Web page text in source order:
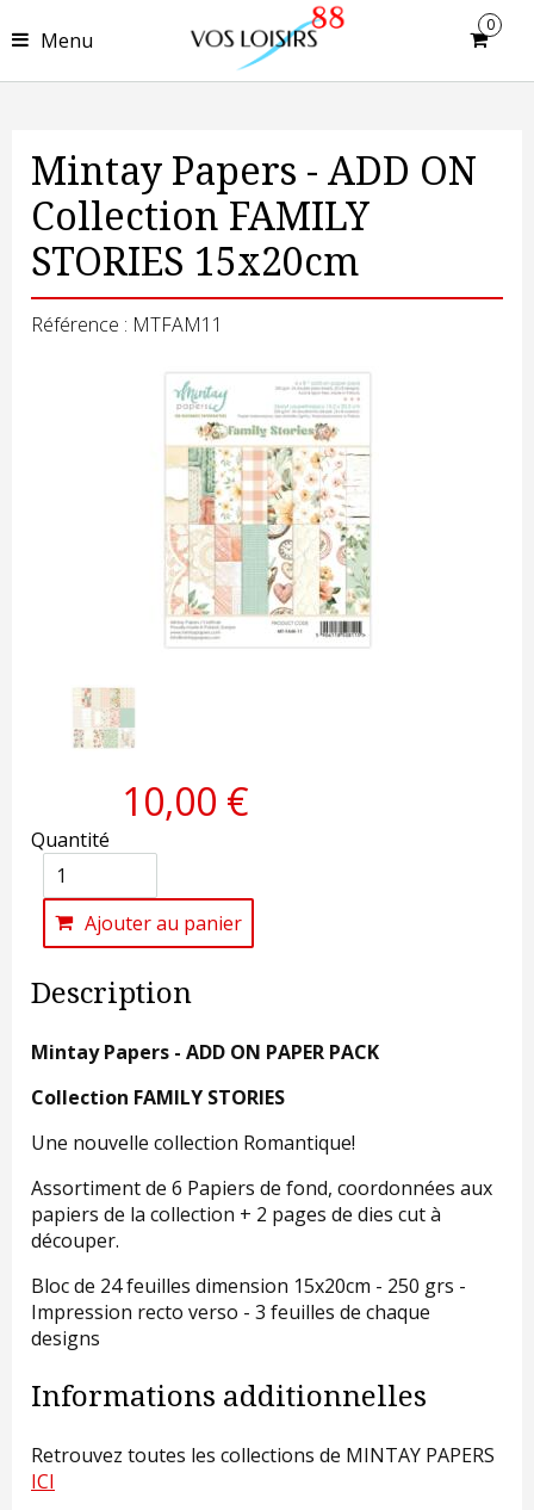
Menu
0
Mintay Papers - ADD ON
Collection FAMILY
STORIES 15x20cm
Référence : MTFAM11
10,00 €
Quantité
Ajouter au panier
Description
Mintay Papers - ADD ON PAPER PACK
Collection FAMILY STORIES
Une nouvelle collection Romantique!
Assortiment de 6 Papiers de fond, coordonnées aux
papiers de la collection + 2 pages de dies cut à
découper.
Bloc de 24 feuilles dimension 15x20cm - 250 grs -
Impression recto verso - 3 feuilles de chaque
designs
Informations additionnelles
Retrouvez toutes les collections de MINTAY PAPERS
ICI